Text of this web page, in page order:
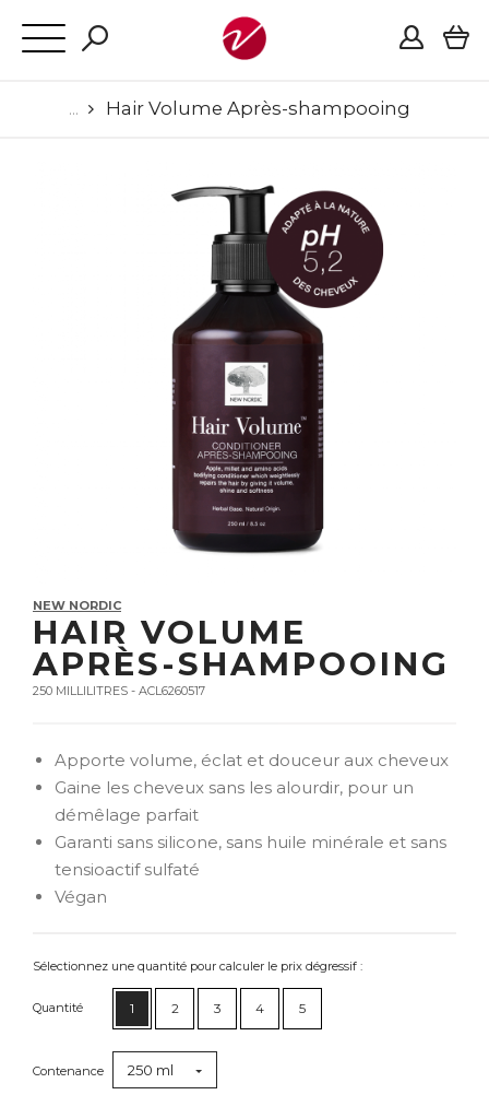
Hair Volume Après-shampooing
NEW NORDIC
HAIR VOLUME
APRÈS-SHAMPOOING
250 MILLILITRES - ACL6260517
Apporte volume, éclat et douceur aux cheveux
Gaine les cheveux sans les alourdir, pour un
démêlage parfait
Garanti sans silicone, sans huile minérale et sans
tensioactif sulfaté
Végan
Sélectionnez une quantité pour calculer le prix dégressif :
Quantité 1 2 3 4 5
Contenance 250 ml